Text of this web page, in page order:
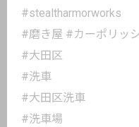
#stealtharmorworks
#磨き屋 #カーポリッ
#大田区
#洗車
#大田区洗車
#洗車場